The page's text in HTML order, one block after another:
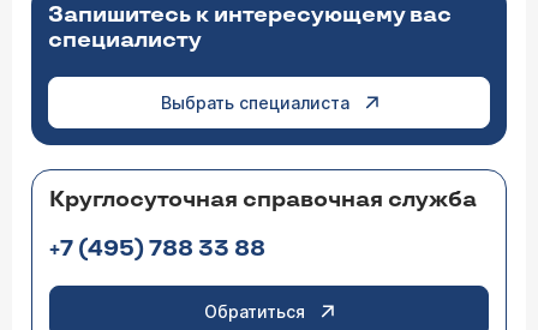
Запишитесь к интересующему вас
специалисту
Выбрать специалиста
Круглосуточная справочная служба
+7 (495) 788 33 88
Обратиться